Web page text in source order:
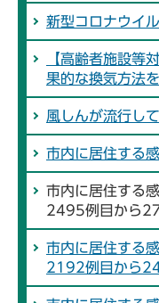
新型コロナウイ
【高齢者施設等
果的な換気方法
風しんが流行し
市内に居住する
市内に居住する
2495例目から
市内に居住する
2192例目から